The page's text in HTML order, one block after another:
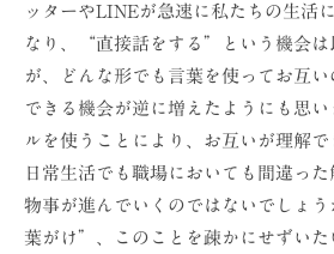
ッターやLINEが急速に私たちの生活
なり、“直接話をする”という機会は
が、どんな形でも言葉を使ってお互
できる機会が逆に増えたようにも思
ルを使うことにより、お互いが理解で
日常生活でも職場においても間違った
物事が進んでいくのではないでしょ
葉がけ”、このことを疎かにせずいた